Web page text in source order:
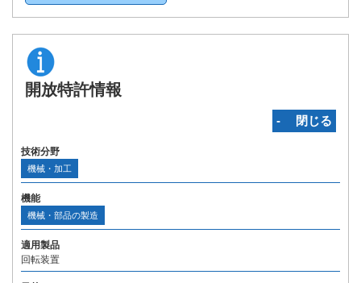
開放特許情報
‐ 閉じる
技術分野
機械・加工
機能
機械・部品の製造
適用製品
回転装置